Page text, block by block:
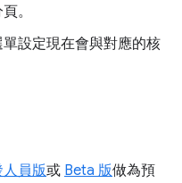
。
單設定現在會與對應的核
人員版或 Beta 版做為預